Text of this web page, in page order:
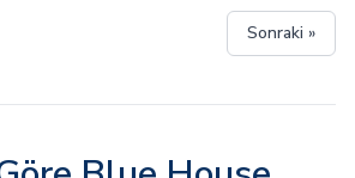
Sonraki »